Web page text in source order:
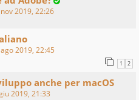
2019, 22:26
2019, 22:45
1 2
anche per macOS
2019, 21:33